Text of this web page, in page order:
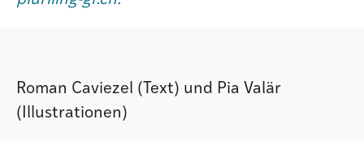
Roman Caviezel (Text) und Pia Valär
(Illustrationen)